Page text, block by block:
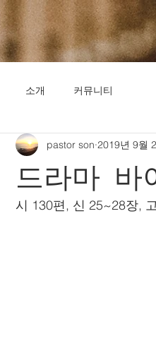
소개 커뮤니티
드라마
pastor son 2019년 9월
시 130편, 신 25~28장,